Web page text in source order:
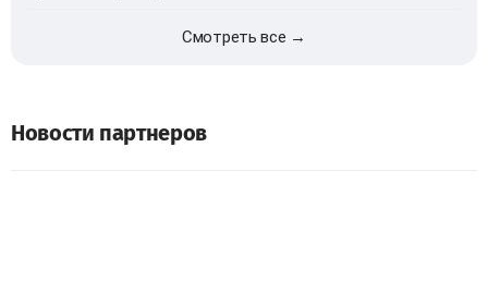
Смотреть все →
Новости партнеров